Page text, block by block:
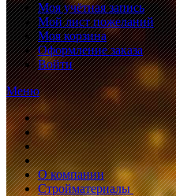
Моя учётная запись
Мой лист пожеланий
Моя корзина
Оформление заказа
Войти
Меню
О компании
Стройматериалы